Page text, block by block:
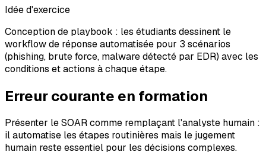
Idée d'exercice
Conception de playbook : les étudiants dessinent le
workflow de réponse automatisée pour 3 scénarios
(phishing, brute force, malware détecté par EDR) avec les
conditions et actions à chaque étape.
Erreur courante en formation
Présenter le SOAR comme remplaçant l'analyste humain :
il automatise les étapes routinières mais le jugement
humain reste essentiel pour les décisions complexes.